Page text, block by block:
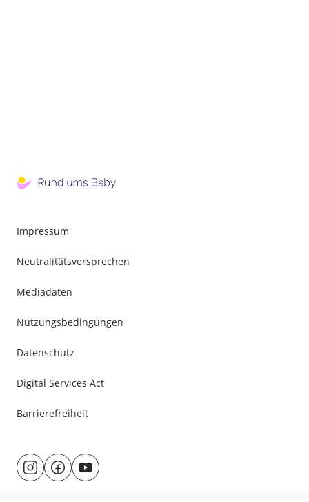
Impressum
Neutralitätsversprechen
Mediadaten
Nutzungsbedingungen
Datenschutz
Digital Services Act
Barrierefreiheit
Besuche
uns@rund.ums.baby
facebook.com/rundumsbaby.de
youtube.com/@rundumsbaby_